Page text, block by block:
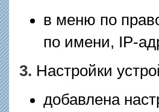
в меню по
по имени, IP-
3. Настройки
добавлена